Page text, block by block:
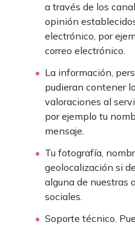
a través de los
opinión
electrónico, por
correo electrónico.
La información,
pudieran contener
valoraciones al
por ejemplo tu
mensaje.
Tu fotografía,
geolocalización si
alguna de nuestras
sociales.
Soporte técnico.